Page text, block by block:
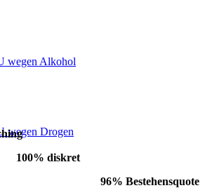
wegen Alkohol
wegen Drogen
100% diskret
96% Bestehensquote